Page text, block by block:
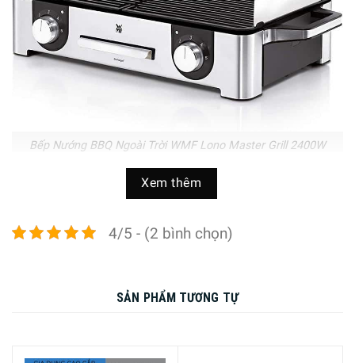
Bếp Nướng BBQ Ngoài Trời WMF Lono Master Grill 2400W
với các bề mặt nướng có thể điều chỉnh riêng biệt cho phép
nướng điện cho phép sử dụng ngoài trời với một tấm chắn
ngoài vườn hay trên ban công.
Xem thêm
4/5 - (2 bình chọn)
SẢN PHẨM TƯƠNG TỰ